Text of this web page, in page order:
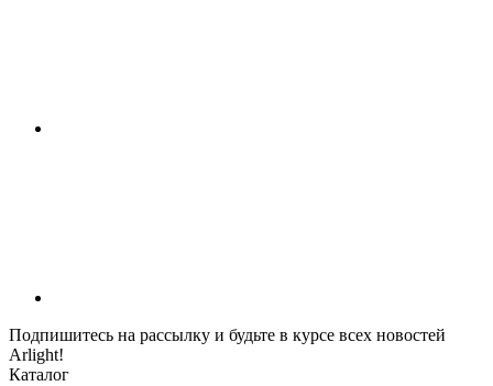
Подпишитесь на рассылку и будьте в курсе всех новостей
Arlight!
Каталог